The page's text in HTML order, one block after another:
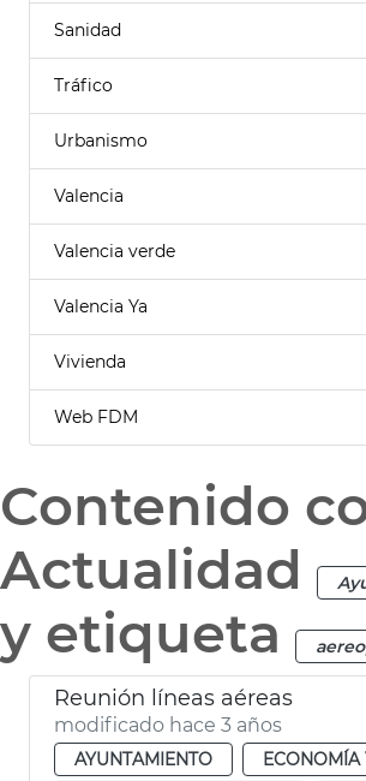
Sanidad
Tráfico
Urbanismo
Valencia
Valencia verde
Valencia Ya
Vivienda
Web FDM
Contenido
Actualidad
y etiqueta
Reunión líneas aéreas
modificado hace 3 años
AYUNTAMIENTO
ECONOMÍA